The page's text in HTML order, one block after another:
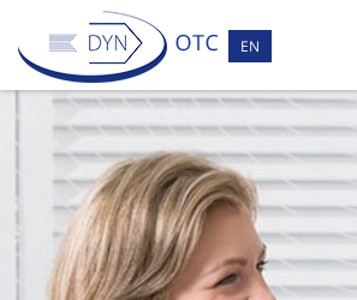
EN